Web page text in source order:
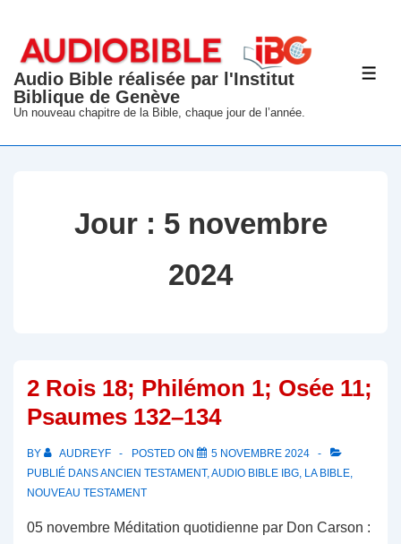
passer
contenu
principal
Audio Bible réalisée par l'Institut
Biblique de Genève
Un nouveau chapitre de la Bible, chaque jour de l’année.
Jour : 5 novembre
2024
2 Rois 18; Philémon 1; Osée 11;
Psaumes 132–134
BY AUDREYF POSTED ON
5 NOVEMBRE 2024
PUBLIÉ DANSANCIEN TESTAMENT,AUDIO BIBLE IBG, LA BIBLE,
NOUVEAU TESTAMENT
05 novembre Méditation quotidienne par Don Carson :